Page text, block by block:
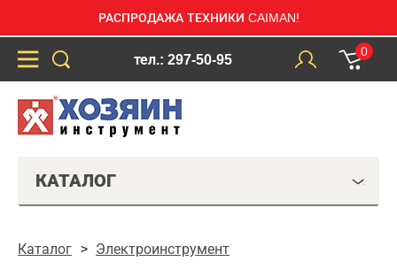
РАСПРОДАЖА ТЕХНИКИ CAIMAN!
тел.: 297-50-95
0
КАТАЛОГ
Каталог Электроинструмент